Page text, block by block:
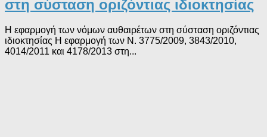
στη σύσταση οριζόντιας ιδιοκτησίας
Η εφαρμογή των νόμων αυθαιρέτων στη σύσταση οριζόντιας
ιδιοκτησίας Η εφαρμογή των Ν. 3775/2009, 3843/2010,
4014/2011 και 4178/2013 στη...